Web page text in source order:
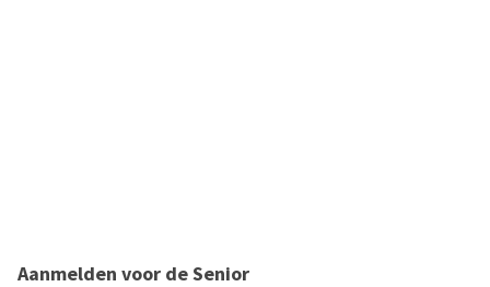
Aanmelden voor de Senior